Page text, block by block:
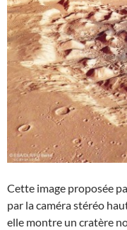
Cette image proposée
par la caméra stéréo
elle montre un cratère